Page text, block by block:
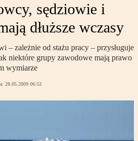
sędziowie i
dłuższe wczasy
– zależnie od stażu pracy – przysługuje
niektóre grupy zawodowe mają prawo
wymiarze
28.05.2009 06:53